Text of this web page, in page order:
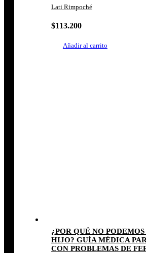
Lati Rimpoché
$113.200
Añadir al carrito
¿POR QUÉ NO
HIJO? GUÍA MÉDICA
CON PROBLEMAS DE